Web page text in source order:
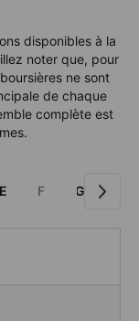
disponibles à la
noter que, pour
ne sont
de chaque
complète est
E F G